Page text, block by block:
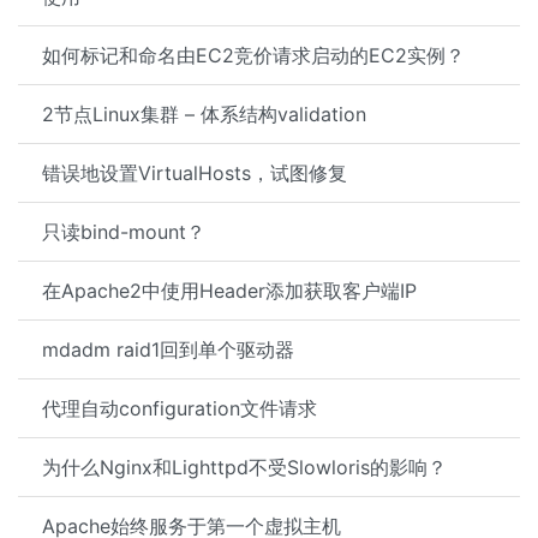
如何标记和命名由EC2竞价请求启动的EC2实例？
2节点Linux集群 – 体系结构validation
错误地设置VirtualHosts，试图修复
只读bind-mount？
在Apache2中使用Header添加获取客户端IP
mdadm raid1回到单个驱动器
代理自动configuration文件请求
为什么Nginx和Lighttpd不受Slowloris的影响？
Apache始终服务于第一个虚拟主机